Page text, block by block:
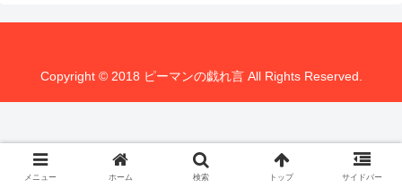
Copyright © 2018 ピーマンの戯れ言 All Rights Reserved.
メニュー ホーム 検索 トップ サイドバー